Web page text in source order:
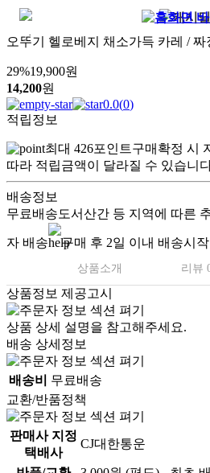
오뚜기 헬로베지 채소가득 카레 / 짜
29%19,900원
14,200원
0.0(0)
적립정보
최대 426포인트구매확정 시
따라 적립금액이 달라질 수 있습니
배송정보
무료배송도서산간 등 지역에 따른
자 배송 구매 후 2일 이내 배송시작
상품소개 리뷰
상품정보 제공고시
상품 상세 설명을 참고해주세요.
배송 상세정보
배송비
무료배송
교환/반품정책
판매사 지정
택배사
CJ대한통운